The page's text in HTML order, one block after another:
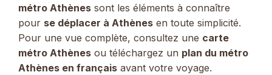
métro Athènes sont les éléments à connaître
pour se déplacer à Athènes en toute simplicité.
Pour une vue complète, consultez une carte
métro Athènes ou téléchargez un plan du métro
Athènes en français avant votre voyage.